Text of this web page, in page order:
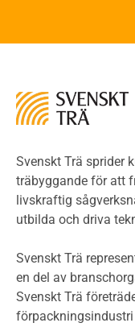
Miljöeffekter
LCA
Termer och
Planering
Projektering av
Byggsystem
Fasadsystem i
Svenskt Trä sprider
träbyggande för att
livskraftig
utbilda och driva
Svenskt Trä
en del av
Svenskt Trä